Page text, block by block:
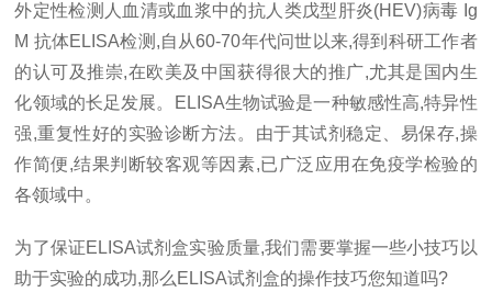
外定性检测人血清或血浆中的抗人类戊型肝炎(HEV)病毒 Ig
M 抗体ELISA检测 ,自从60-70年代问世以来,得到科研工作者
的认可及推崇,在欧美及中国获得很大的推广,尤其是国内生
化领域的长足发展。
ELISA生物试验是一种敏感性高,特异性
强,重复性好的实验诊断方法。由于其试剂稳定、易保存,操
作简便,结果判断较客观等因素,已广泛应用在免疫学检验的
各领域中。
为了保证ELISA试剂盒实验质量,我们需要掌握一些小技巧以
助于实验的成功,那么 ELISA试剂盒的操作技巧您知道吗?